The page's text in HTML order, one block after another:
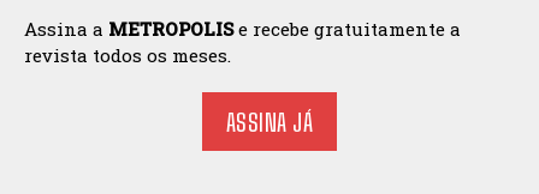
Assina a METROPOLISe recebe gratuitamente a
revista todos os meses.
ASSINA JÁ